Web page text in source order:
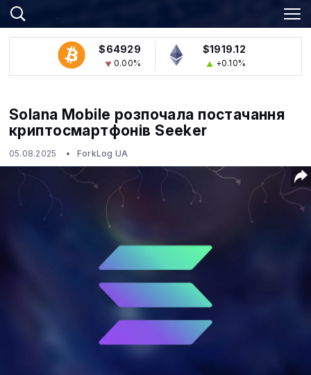
$64929
0.00%
$1919.12
+0.10%
Solana Mobile розпочала постачання
криптосмартфонів Seeker
05.08.2025 ForkLog UA